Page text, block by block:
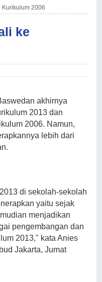
Kurikulum 2006
ke
akhirnya
2013 dan
2006. Namun,
lebih dari
di sekolah-sekolah
yaitu sejak
menjadikan
pengembangan dan
2013," kata Anies
Jakarta, Jumat